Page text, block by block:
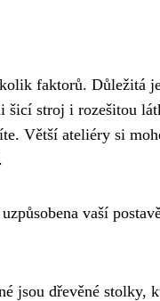
faktorů. Důležitá
šicí stroj i rozešitou
Větší ateliéry si
vaší
jsou dřevěné stolky,